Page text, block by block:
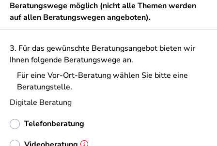
Beratungswege möglich (nicht alle Themen werden
auf allen Beratungswegen angeboten).
3. Für das gewünschte Beratungsangebot bieten wir
Ihnen folgende Beratungswege an.
Für eine Vor-Ort-Beratung wählen Sie bitte eine
Beratungstelle.
Digitale Beratung
Telefonberatung